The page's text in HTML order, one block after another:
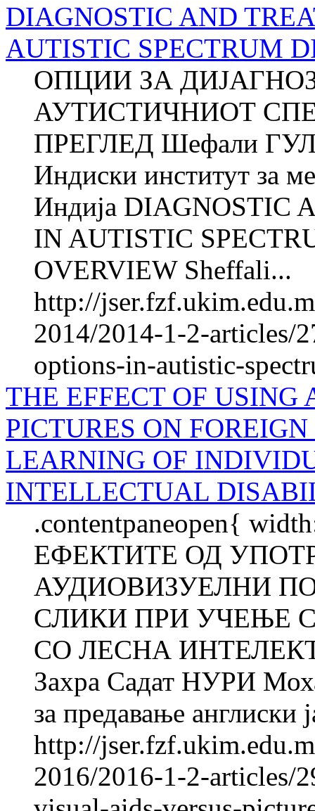
DIAGNOSTIC AND
AUTISTIC SPECTRUM
ОПЦИИ ЗА
АУТИСТИЧНИОТ
ПРЕГЛЕД Шефали
Индиски институт за
Индија DIAGNOSTIC
IN AUTISTIC
OVERVIEW Sheffali...
http://
2014/2014-1-2-articles/
options-in-autistic-
THE EFFECT OF
PICTURES ON
LEARNING OF
INTELLECTUAL
.contentpaneopen{
ЕФЕКТИТЕ ОД
АУДИОВИЗУЕЛНИ
СЛИКИ ПРИ УЧЕЊЕ
СО ЛЕСНА
Захра Садат НУРИ
за предавање англиски
http://
2016/2016-1-2-articles/